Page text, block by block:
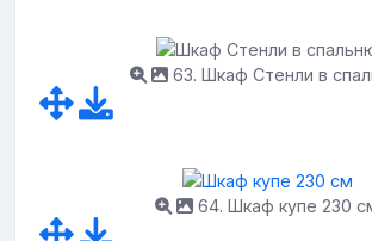
63. Шкаф Стенли в
64. Шкаф купе 230